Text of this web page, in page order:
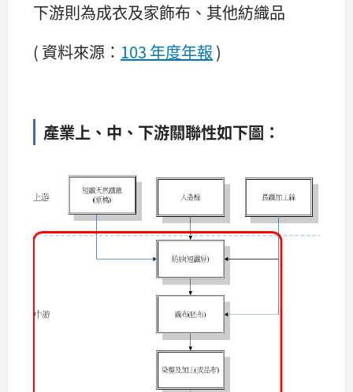
下游則為成衣及家飾布、其他紡織品
( 資料來源： 103 年度年報)
產業上、中、下游關聯性如下圖：